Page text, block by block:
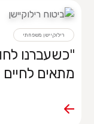
רילוקיישן משפחתי
"כשעברנו
מתאים